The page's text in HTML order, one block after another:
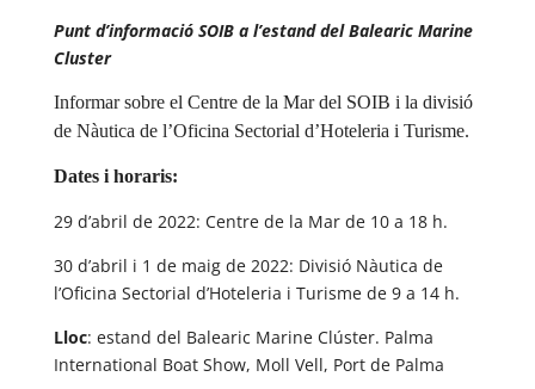
Punt d’informació SOIB a l’estand del Balearic Marine
Cluster
Informar sobre el Centre de la Mar del SOIB i la divisió
de Nàutica de l’Oficina Sectorial d’Hoteleria i Turisme.
Dates i horaris:
29 d’abril de 2022: Centre de la Mar de 10 a 18 h.
30 d’abril i 1 de maig de 2022: Divisió Nàutica de
l’Oficina Sectorial d’Hoteleria i Turisme de 9 a 14 h.
Lloc: estand del Balearic Marine Clúster. Palma
International Boat Show, Moll Vell, Port de Palma